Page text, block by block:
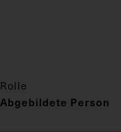
Rolle
Abgebildete Person